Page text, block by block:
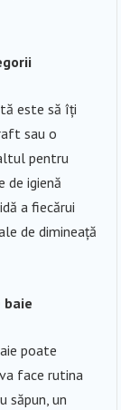
este să îți
sau o
pentru
de igienă
a fiecărui
de dimineață
baie
poate
face rutina
săpun, un